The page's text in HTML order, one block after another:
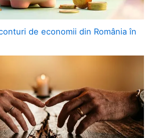
de economii din România în